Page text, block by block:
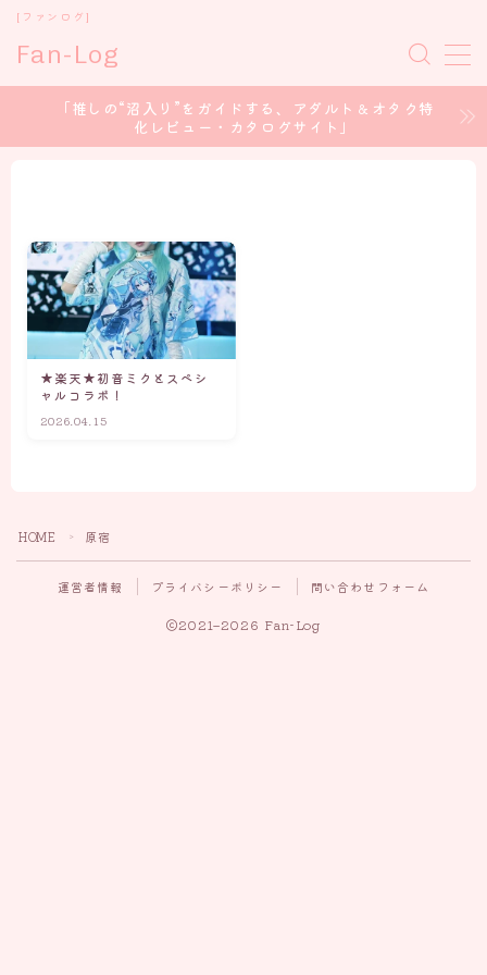
Fan-Log
[ファンログ]
ホーム
コスプレイヤー
アイドル/グラドル
声優 / voice Actor
「推しの“沼入り”をガイドする、アダルト＆オタク特
化レビュー・カタログサイト」
★楽天★初音ミクとスペシ
ャルコラボ！
2026.04.15
HOME ＞ 原宿
運営者情報 プライバシーポリシー 問い合わせフォーム
2021–2026 Fan-Log